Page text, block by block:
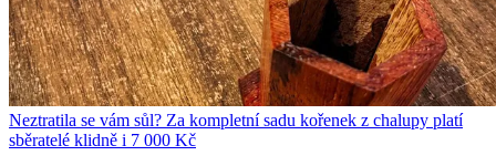
Neztratila se vám sůl? Za kompletní sadu kořenek z chalupy platí
sběratelé klidně i 7 000 Kč